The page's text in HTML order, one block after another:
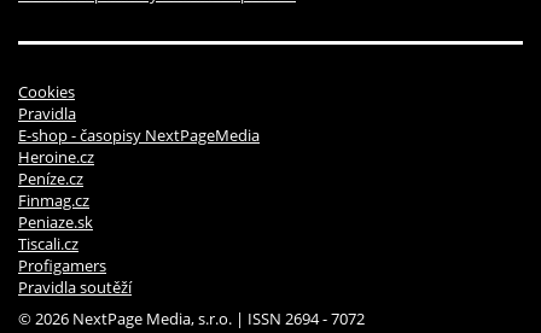
Cookies
Pravidla
E-shop - časopisy NextPageMedia
Heroine.cz
Peníze.cz
Finmag.cz
Peniaze.sk
Tiscali.cz
Profigamers
Pravidla soutěží
© 2026 NextPage Media, s.r.o. | ISSN 2694 - 7072